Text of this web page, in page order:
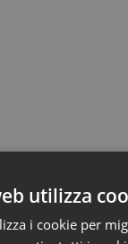
utilizza
i cookie per